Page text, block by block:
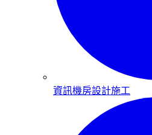
資訊機房設計施工